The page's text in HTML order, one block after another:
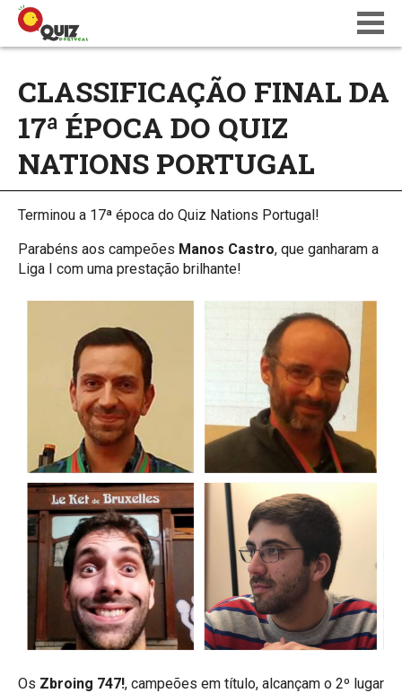
WIKI
QUIZ NATIONS PT 18
CLASSIFICAÇÃO FINAL DA
17ª ÉPOCA DO QUIZ
NATIONS PORTUGAL
Terminou a 17ª época do Quiz Nations Portugal!
Parabéns aos campeões Manos Castro, que ganharam a
Liga I com uma prestação brilhante!
Os Zbroing 747!, campeões em título, alcançam o 2º lugar